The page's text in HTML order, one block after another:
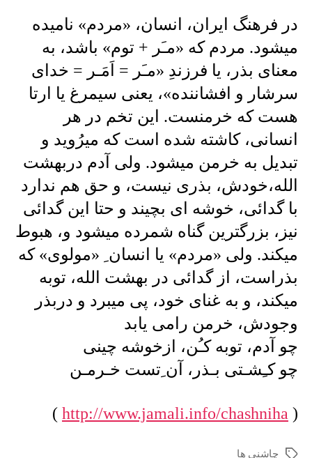
انسان،
«مردم»
نامیده
میشود.
مردم
«مـَر
+
توم»
باشد،
به
بذر
…
در فرهنگ ایران، انسان، «مردم» نامیده
میشود. مردم که «مـَر + توم» باشد، به
معنای بذر، یا فرزندِ «مـَر = اَمَـر = خدای
سرشار و افشاننده»، یعنی سیمرغ یا ارتا
هست که خرمنست. این تخم در هر
انسانی، کاشته شده است که میرُوید و
تبدیل به خرمن میشود. ولی آدم دربهشت
الله،خودش، بذری نیست، و حق هم ندارد
با گدائی، خوشه ای بچیند و حتا این گدائی
نیز، بزرگترین گناه شمرده میشود و، هبوط
میکند. ولی «مردم» یا انسان ِ «مولوی» که
بذراست، از گدائی در بهشت الله، توبه
میکند، و به غنای خود، پی میبرد و دربذر
وجودش، خرمن رامی یابد
چو آدم، توبه کـُن، ازخوشه چینی
چو کـِشـتی بـذر، آن ِتست خـرمـن
(
http://www.jamali.info/chashniha
)
برچسب‌هاچاشنی ها